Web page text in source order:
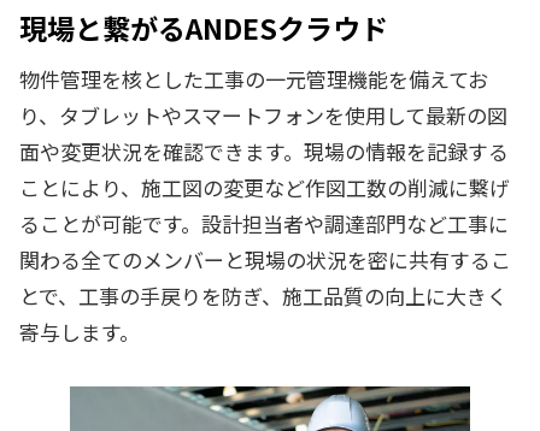
現場と繋がるANDESクラウド
物件管理を核とした工事の一元管理機能を備えてお
り、タブレットやスマートフォンを使用して最新の図
面や変更状況を確認できます。現場の情報を記録する
ことにより、施工図の変更など作図工数の削減に繋げ
ることが可能です。設計担当者や調達部門など工事に
関わる全てのメンバーと現場の状況を密に共有するこ
とで、工事の手戻りを防ぎ、施工品質の向上に大きく
寄与します。